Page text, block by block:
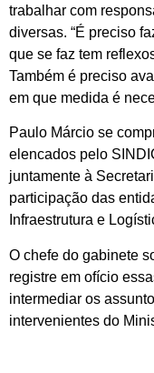
trabalhar com
diversas. “É preciso
que se faz tem
Também é preciso
em que medida é
Paulo Márcio se
elencados pelo
juntamente à
participação das
Infraestrutura e
O chefe do gabinete
registre em ofício
intermediar os
intervenientes do